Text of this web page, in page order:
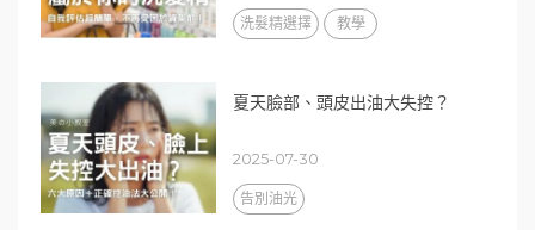
洗髮精選擇 教學
夏天臉部、頭皮出油大失控？
2025-07-30
告別油光